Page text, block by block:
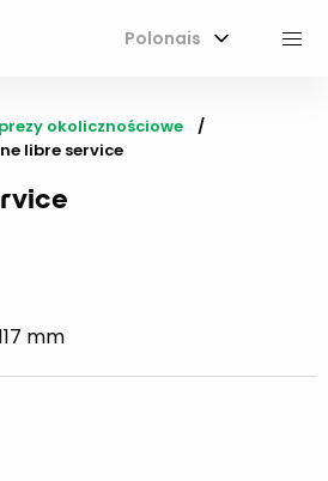
Polonais
okolicznościowe
libre service
mm